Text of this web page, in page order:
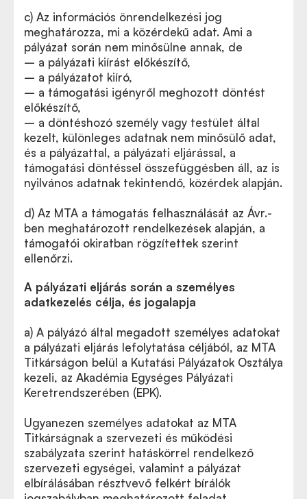
c) Az információs önrendelkezési jog
meghatározza, mi a közérdekű adat. Ami a
pályázat során nem minősülne annak, de
– a pályázati kiírást előkészítő,
– a pályázatot kiíró,
– a támogatási igényről meghozott döntést
előkészítő,
– a döntéshozó személy vagy testület által
kezelt, különleges adatnak nem minősülő adat,
és a pályázattal, a pályázati eljárással, a
támogatási döntéssel összefüggésben áll, az is
nyilvános adatnak tekintendő, közérdek alapján.
d) Az MTA a támogatás felhasználását az Ávr.-
ben meghatározott rendelkezések alapján, a
támogatói okiratban rögzítettek szerint
ellenőrzi.
A pályázati eljárás során a személyes
adatkezelés célja, és jogalapja
a) A pályázó által megadott személyes adatokat
a pályázati eljárás lefolytatása céljából, az MTA
Titkárságon belül a Kutatási Pályázatok Osztálya
kezeli, az Akadémia Egységes Pályázati
Keretrendszerében (EPK).
Ugyanezen személyes adatokat az MTA
Titkárságnak a szervezeti és működési
szabályzata szerint hatáskörrel rendelkező
szervezeti egységei, valamint a pályázat
elbírálásában résztvevő felkért bírálók